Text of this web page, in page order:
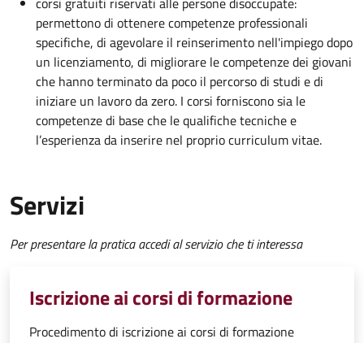
permettono di ottenere competenze professionali
specifiche, di agevolare il reinserimento nell'impiego dopo
un licenziamento, di migliorare le competenze dei giovani
che hanno terminato da poco il percorso di studi e di
iniziare un lavoro da zero. I corsi forniscono sia le
competenze di base che le qualifiche tecniche e
l’esperienza da inserire nel proprio curriculum vitae.
Servizi
Per presentare la pratica accedi al servizio che ti interessa
Iscrizione ai corsi di formazione
Procedimento di iscrizione ai corsi di formazione